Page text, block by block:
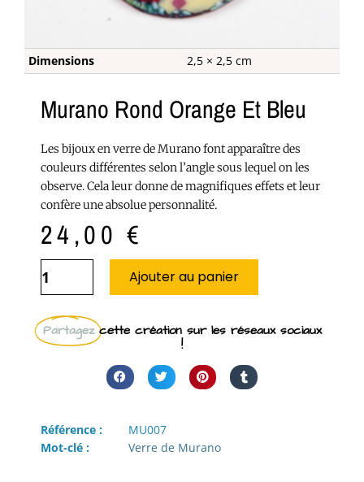
Dimensions 2,5 × 2,5 cm
Murano Rond Orange Et Bleu
Les bijoux en verre de Murano font apparaître des
couleurs différentes selon l’angle sous lequel on les
observe. Cela leur donne de magnifiques effets et leur
confère une absolue personnalité.
24,00€
Ajouter au panier
Partagez cette création sur les réseaux sociaux
!
Référence :
MU007
Mot-clé :
Verre de Murano